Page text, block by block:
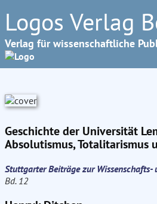
Logos Verlag
Verlag für wissenschaftliche
Geschichte der Universität
Absolutismus, Totalitarismus
Stuttgarter Beiträge zur Wissenschafts-
Bd. 12